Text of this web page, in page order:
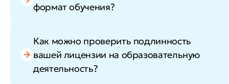
формат обучения?
Как можно проверить подлинность
вашей лицензии на образовательную
деятельность?